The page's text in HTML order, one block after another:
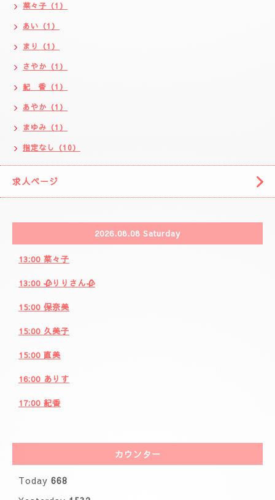
菜々子（1）
あい（1）
まり（1）
さやか（1）
紀 香（1）
あやか（1）
まゆみ（1）
指定なし（10）
求人ページ
2026.08.08 Saturday
13:00 菜々子
13:00 🥀りりさん🥀
15:00 保奈美
15:00 久美子
15:00 直美
16:00 ありす
17:00 紀香
カウンター
Today 668